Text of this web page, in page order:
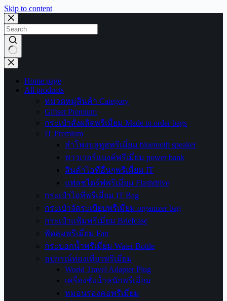
Skip to content
No
results
Home page
All products
หมวดหมู่สินค้า Category
Giftset Premium
กระเป๋าสั่งผลิตพรีเมี่ยม Made to order bags
IT Premium
ลำโพงบลูทูธพรีเมี่ยม bluetooth speaker
พาวเวอร์แบงค์พรีเมี่ยม power bank
สินค้าไอทีอื่นๆพรีเมี่ยม IT
แฟลชไดร์ฟพรีเมี่ยม Flashdrive
กระเป๋าไอทีพรีเมี่ยม IT Bag
กระเป๋าจัดระเบียบพรีเมี่ยม organizer bag
กระเป๋าแฟ้มพรีเมี่ยม Briefcase
พัดลมพรีเมี่ยม Fan
กระบอกน้ำพรีเมี่ยม Water Bottle
อุปกรณ์ท่องเที่ยวพรีเมี่ยม
World Travel Adapter Plug
เครื่องชั่งน้ำหนักพรีเมี่ยม
หมอนรองคอพรีเมี่ยม